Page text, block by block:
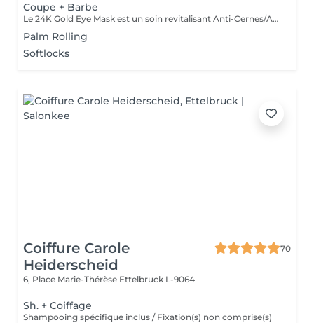
Coupe + Barbe
Le 24K Gold Eye Mask est un soin revitalisant Anti-Cernes/Anti-Rides composé de Collagène Végétal haute densité, Aloe Vera, Huile de pépins de raisin, Peptides d'avoine, Vitamine A, Acid Hyaluronic et Poudre d'or 24 carats
Palm Rolling
Softlocks
Coiffure Carole
Heiderscheid
70
6, Place Marie-Thérèse Ettelbruck L-9064
Sh. + Coiffage
Shampooing spécifique inclus / Fixation(s) non comprise(s)